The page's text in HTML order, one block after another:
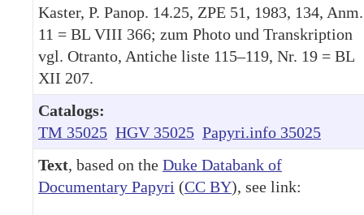
Kaster, P. Panop. 14.25, ZPE 51, 1983, 134, Anm.
11 = BL VIII 366; zum Photo und Transkription
vgl. Otranto, Antiche liste 115–119, Nr. 19 = BL
XII 207.
Catalogs:
TM 35025 HGV 35025 Papyri.info 35025
Text, based on the Duke Databank of
Documentary Papyri (CC BY), see link: